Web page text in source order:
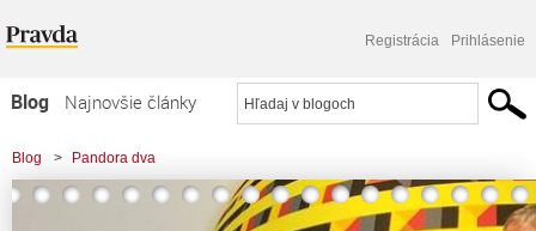
Registrácia Prihlásenie
Blog
Najnovšie články
Najčítanejšie články
Najkomentovanejšie články
Blog > Pandora dva